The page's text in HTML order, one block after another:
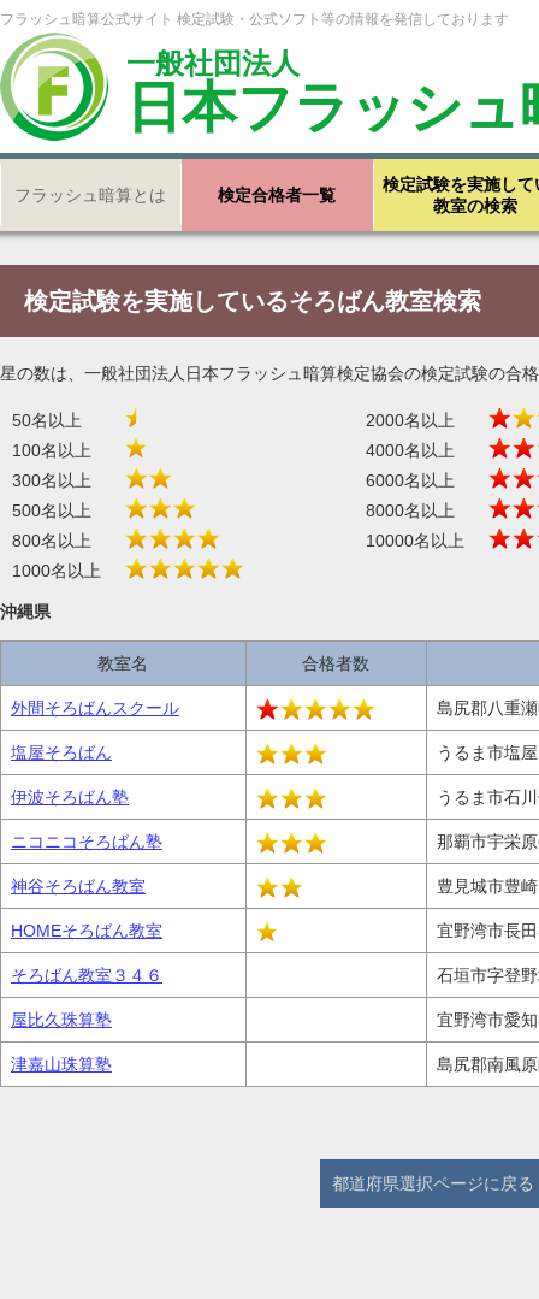
フラッシュ暗算公式サイト 検定試験・公式ソフト等の情報を発信しております
一般社団法人
日本フラッシ
フラッシュ暗算とは 検定合格者一覧
検定試験を実施して
教室の検索
検定試験を実施しているそろばん教室検索
星の数は、一般社団法人日本フラッシュ暗算検定協会の検定試験の合
50名以上
2000名以上
100名以上
4000名以上
300名以上
6000名以上
500名以上
8000名以上
800名以上
10000名以上
1000名以上
沖縄県
教室名 合格者数
外間そろばんスクール 島尻郡八重
塩屋そろばん うるま市塩
伊波そろばん塾 うるま市石
ニコニコそろばん塾 那覇市宇栄
神谷そろばん教室 豊見城市豊
HOMEそろばん教室 宜野湾市長
そろばん教室３４６ 石垣市字登
屋比久珠算塾 宜野湾市愛
津嘉山珠算塾 島尻郡南風
都道府県選択ページに戻る